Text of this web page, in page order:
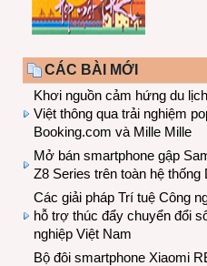
CÁC BÀI MỚI
Khơi nguồn cảm hứng du
Việt thông qua trải nghiệm
Booking.com và Mille Mille
Mở bán smartphone gập
Z8 Series trên toàn hệ thống
Các giải pháp Trí tuệ Công
hỗ trợ thúc đẩy chuyển đổi
nghiệp Việt Nam
Bộ đôi smartphone Xiaomi